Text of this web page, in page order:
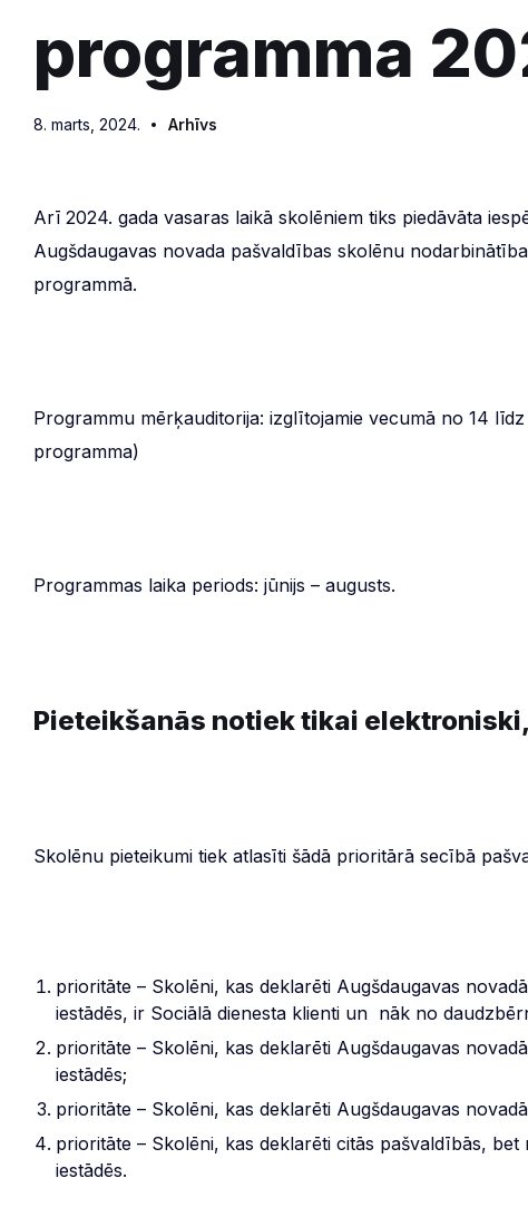
programma
8. marts, 2024. Arhīvs
Arī 2024. gada vasaras laikā skolēniem tiks piedāvāta
Augšdaugavas novada pašvaldības skolēnu
programmā.
Programmu mērķauditorija: izglītojamie vecumā no 14
programma)
Programmas laika periods: jūnijs – augusts.
Pieteikšanās notiek tikai elektroniski,
Skolēnu pieteikumi tiek atlasīti šādā prioritārā secībā
prioritāte – Skolēni, kas deklarēti Augšdaugavas
iestādēs, ir Sociālā dienesta klienti un nāk no
prioritāte – Skolēni, kas deklarēti Augšdaugavas
iestādēs;
prioritāte – Skolēni, kas deklarēti Augšdaugavas
prioritāte – Skolēni, kas deklarēti citās pašvaldībās,
iestādēs.